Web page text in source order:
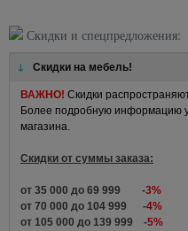
Скидки и спецпредложения:
Скидки на мебель!
ВАЖНО! Скидки
Более подробную информацию
магазина.
Скидки от суммы заказа:
от 35 000 до 69 999 -3%
от 70 000 до 104 999 -4%
от 105 000 до 139 999 -5%